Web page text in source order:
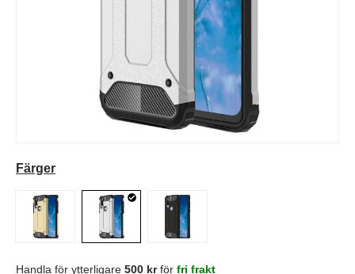
Färger
Handla för ytterligare 500 krför fri frakt